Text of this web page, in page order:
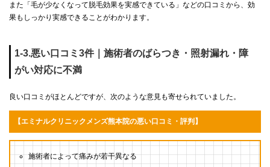
また「毛が少なくなって脱毛効果を実感できている」などの口コミから、効
果もしっかり実感できることがわかります。
1-3.悪い口コミ3件｜施術者のばらつき・照射漏れ・障
がい対応に不満
良い口コミがほとんどですが、次のような意見も寄せられていました。
【エミナルクリニックメンズ熊本院の悪い口コミ・評判】
施術者によって痛みが若干異なる